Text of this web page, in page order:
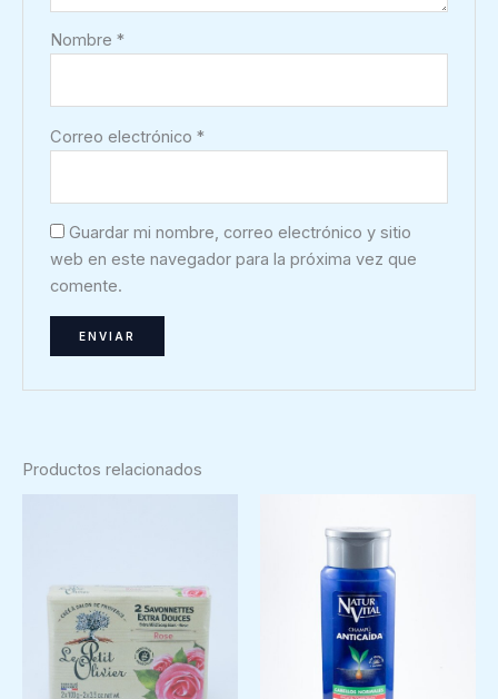
Nombre*
Correo electrónico*
Guardar mi nombre, correo electrónico y sitio
web en este navegador para la próxima vez que
comente.
Productos relacionados